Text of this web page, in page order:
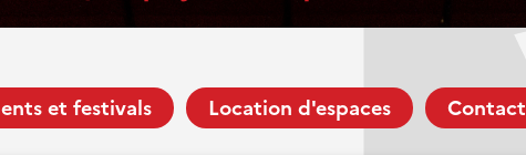
et festivals Location d'espaces Contact